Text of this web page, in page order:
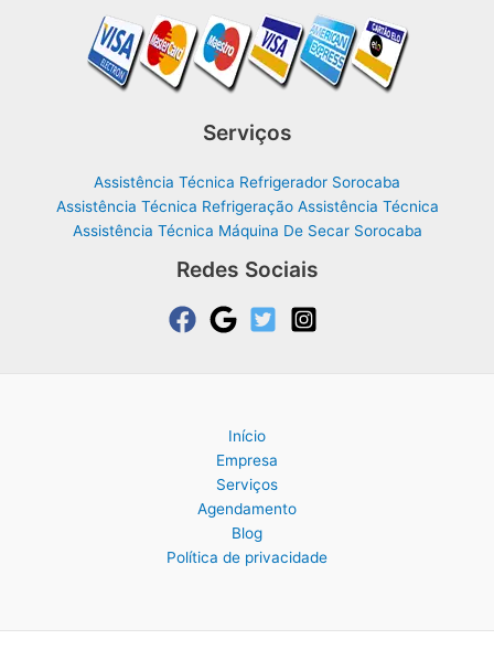
Serviços
Assistência Técnica Refrigerador Sorocaba
Assistência Técnica Refrigeração Assistência Técnica
Assistência Técnica Máquina De Secar Sorocaba
Redes Sociais
Início
Empresa
Serviços
Agendamento
Blog
Política de privacidade